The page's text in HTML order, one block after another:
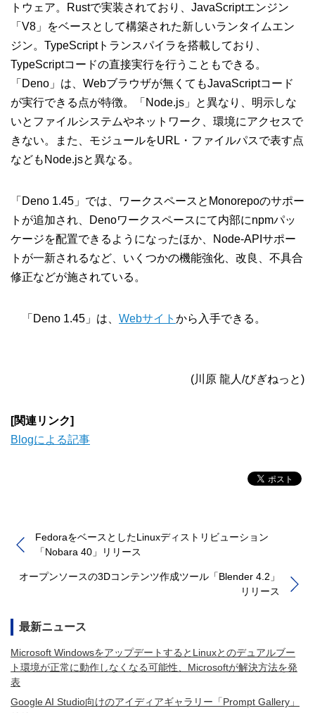
トウェア。Rustで実装されており、JavaScriptエンジン
「V8」をベースとして構築された新しいランタイムエン
ジン。TypeScriptトランスパイラを搭載しており、
TypeScriptコードの直接実行を行うこともできる。
「Deno」は、Webブラウザが無くてもJavaScriptコード
が実行できる点が特徴。「Node.js」と異なり、明示しな
いとファイルシステムやネットワーク、環境にアクセスで
きない。また、モジュールをURL・ファイルパスで表す点
などもNode.jsと異なる。
「Deno 1.45」では、ワークスペースとMonorepoのサポー
トが追加され、Denoワークスペースにて内部にnpmパッ
ケージを配置できるようになったほか、Node-APIサポー
トが一新されるなど、いくつかの機能強化、改良、不具合
修正などが施されている。
「Deno 1.45」は、 Webサイト から入手できる。
(川原 龍人/びぎねっと)
[関連リンク]
Blogによる記事
FedoraをベースとしたLinuxディストリビューション
「Nobara 40」リリース
オープンソースの3Dコンテンツ作成ツール「Blender 4.2」
リリース
最新ニュース
Microsoft WindowsをアップデートするとLinuxとのデュアルブー
ト環境が正常に動作しなくなる可能性、Microsoftが解決方法を発
表
Google AI Studio向けのアイディアギャラリー「Prompt Gallery」